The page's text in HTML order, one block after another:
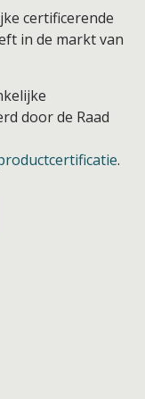
certificerende
in de markt van
door de Raad
.